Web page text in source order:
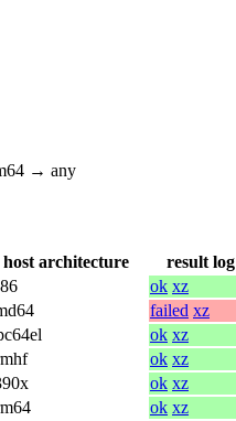
→ any
host architecture
result log
ok xz
failed xz
ok xz
ok xz
ok xz
ok xz